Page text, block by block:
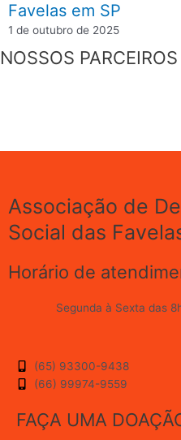
Favelas em SP
1 de outubro de 2025
NOSSOS PARCEIROS
Associação de
Social das
Horário de
Segunda à Sexta das
(65) 93300-9438
(66) 99974-9559
FAÇA UMA